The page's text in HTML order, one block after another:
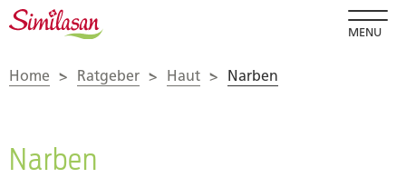
MENU
Home > Ratgeber > Haut > Narben
Narben